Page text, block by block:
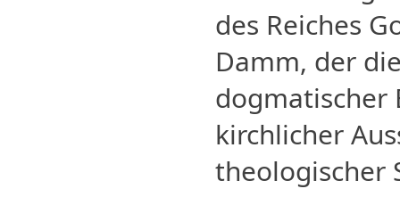
des Reiches
Damm, der
dogmatischer
kirchlicher
theologischer